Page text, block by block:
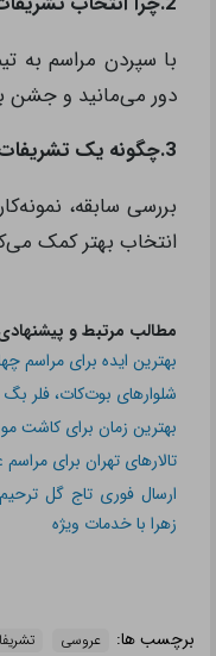
با سپردن مراسم به
دور می‌مانید و جشن
3.چگونه یک تشریفات عروسی مناسب انتخاب کنیم؟
بررسی سابقه،
انتخاب بهتر کمک
مطالب مرتبط و
بهترین ایده برای مراسم
شلوارهای بوت‌کات، فلر
بهترین زمان برای کاشت
تالارهای تهران برای
ارسال فوری تاج گل
زهرا با خدمات ویژه
برچسب ها: عروسی